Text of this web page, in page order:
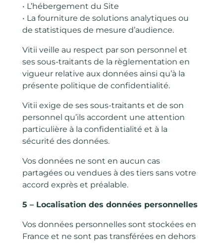
• L’hébergement du Site
• La fourniture de solutions analytiques ou
de statistiques de mesure d’audience.
Vitii veille au respect par son personnel et
ses sous-traitants de la règlementation en
vigueur relative aux données ainsi qu’à la
présente politique de confidentialité.
Vitii exige de ses sous-traitants et de son
personnel qu’ils accordent une attention
particulière à la confidentialité et à la
sécurité des données.
Vos données ne sont en aucun cas
partagées ou vendues à des tiers sans votre
accord exprès et préalable.
5 – Localisation des données personnelles
Vos données personnelles sont stockées en
France et ne sont pas transférées en dehors